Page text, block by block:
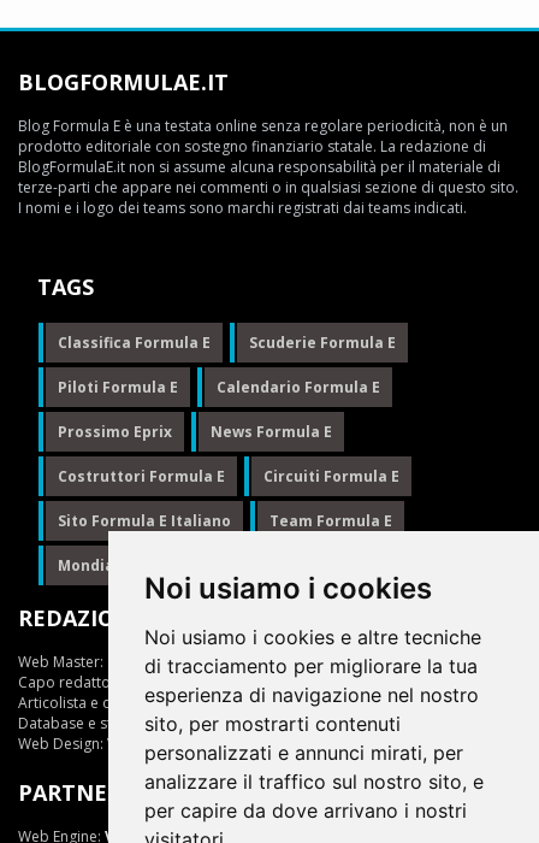
Noi usiamo i cookies
Noi usiamo i cookies e altre tecniche
di tracciamento per migliorare la tua
esperienza di navigazione nel nostro
sito, per mostrarti contenuti
personalizzati e annunci mirati, per
analizzare il traffico sul nostro sito, e
per capire da dove arrivano i nostri
BLOGFORMULAE.IT
Blog Formula E è una testata online senza regolare periodicità, non è un
prodotto editoriale con sostegno finanziario statale. La redazione di
BlogFormulaE.it non si assume alcuna responsabilità per il materiale di
terze-parti che appare nei commenti o in qualsiasi sezione di questo sito.
I nomi e i logo dei teams sono marchi registrati dai teams indicati.
TAGS
Classifica Formula E Scuderie Formula E
Piloti Formula E Calendario Formula E
Prossimo Eprix News Formula E
Costruttori Formula E Circuiti Formula E
Sito Formula E Italiano Team Formula E
Mondiale Formula E
REDAZIONE
Web Master:
Ing.Daniele Muscarella
Capo redattore:
Articolista e opinionista:Giuseppe Cianci
Database e statistiche:Marcella Toschi
Web Design: Vittorio Arena
PARTNER
Web Engine: ViDa 3.0